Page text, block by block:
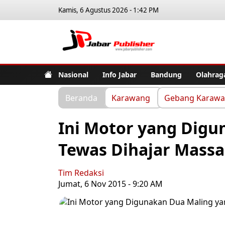
Kamis, 6 Agustus 2026 - 1:42 PM
Nasional Info Jabar Bandung
Beranda Karawang Gebang
Ini Motor yang
Tewas Dihajar
Tim Redaksi
Jumat, 6 Nov 2015 - 9:20 AM